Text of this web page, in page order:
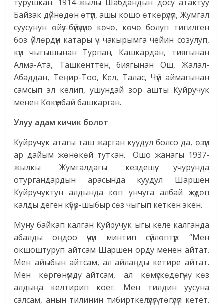
турушкан. 1914-жылы Шабдандын досу атактуу
Байзак дүйнөдөн өтүп, ашы кошо өткөрүлүп, Жумгал
суусунун өйүз-бүйүзүнө көчө, көчө болуп тигилген
боз үйлөрдүн катары үч чакырымга чейин созулуп,
күн чыгышынан Турпан, Кашкардан, тиягынан
Алма-Ата, Ташкент­тен, биягынан Ош, Жалал-
Абаддан, Теңир-Тоо, Көл, Талас, Чүй аймагынан
самсып эл келип, ушундай зор ашты Куйручук
менен Көкүмбай башкарган.
Улуу адам кичик болот
Куйручук атагы таш жарган куудул болсо да, өзүн
ар дайым жөнөкөй туткан. Ошо жанагы 1937-
жылкы Жумгалдагы кездешүү учурунда
отургандардын арасында куудул Шаршен
Куйручуктун алдында көп унчуга албай жүдөп
калды деген күбүр-шыбыр сөз чыгып кеткен экен.
Муну байкап калган Куйручук ыгы келе калганда
абалды оңдоо үчүн минтип сүйлөптүр: “Мен
окшоштуруп айтсам Шаршен орду менен айтат.
Мен айыбын айтсам, ал айлаңды кетире айтат.
Мен көргөнүм­дү айтсам, ал көмүскөдөгүнү көз
алдыңа келтирип коет. Мен тилдин уусуна
салсам, анын тилинин тибирткелүүлүгү төгүлүп кетет.